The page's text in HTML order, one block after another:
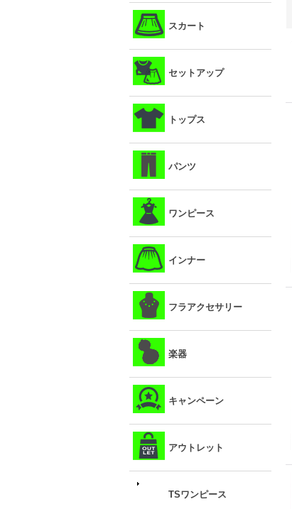
スカート
セットアップ
トップス
パンツ
ワンピース
インナー
フラアクセサリー
楽器
キャンペーン
アウトレット
TSワンピース